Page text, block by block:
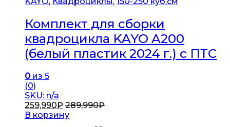
Комплект для сборки
квадроцикла KAYO A200
(белый пластик 2024 г.) с ПТС
0 из 5
(0)
SKU: n/a
259,990₽ 289,990₽
В корзину